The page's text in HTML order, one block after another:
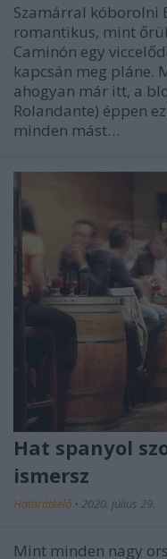
Szamárral kóborolni
romantikus, mint
Caminón egy
kapcsán meg pláne.
ahogyan már itt, a
Rolandante) éppen
minden mást…
Hat spanyol
ismersz
Határátkelő • 2020. július 29.
Mint minden nagy